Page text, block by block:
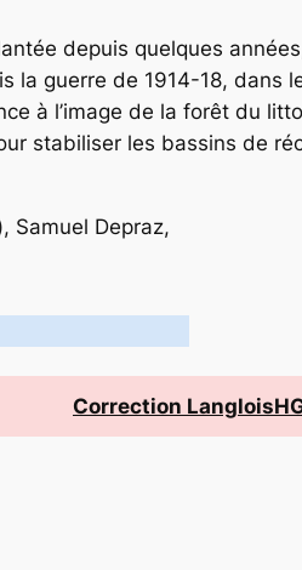
depuis quelques
la guerre de 1914-18, dans
à l’image de la forêt du
stabiliser les bassins de
Samuel Depraz,
Correction